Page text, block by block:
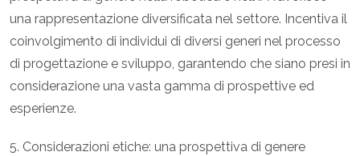
una rappresentazione diversificata nel settore. Incentiva il
coinvolgimento di individui di diversi generi nel processo
di progettazione e sviluppo, garantendo che siano presi in
considerazione una vasta gamma di prospettive ed
esperienze.
5. Considerazioni etiche: una prospettiva di genere